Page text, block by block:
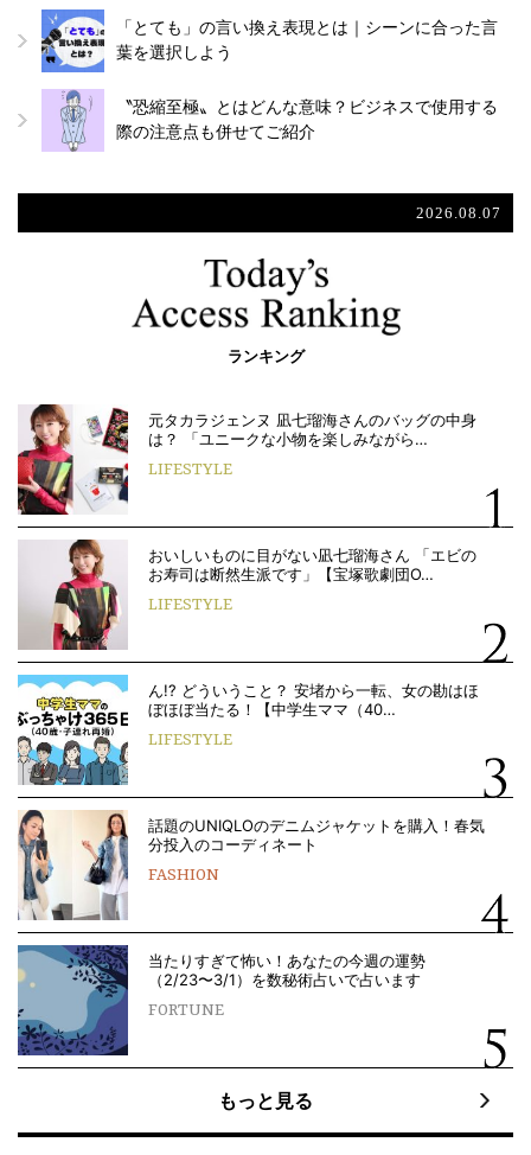
「とても」の言い換え表現とは｜シーンに合った言
葉を選択しよう
〝恐縮至極〟とはどんな意味？ビジネスで使用する
際の注意点も併せてご紹介
2026.08.07
ランキング
元タカラジェンヌ 凪七瑠海さんのバッグの中身
は？ 「ユニークな小物を楽しみながら…
LIFESTYLE
おいしいものに目がない凪七瑠海さん 「エビの
お寿司は断然生派です」【宝塚歌劇団O…
LIFESTYLE
ん!? どういうこと？ 安堵から一転、女の勘はほ
ぼほぼ当たる！【中学生ママ（40…
LIFESTYLE
話題のUNIQLOのデニムジャケットを購入！春気
分投入のコーディネート
FASHION
当たりすぎて怖い！あなたの今週の運勢
（2/23〜3/1）を数秘術占いで占います
FORTUNE
もっと見る